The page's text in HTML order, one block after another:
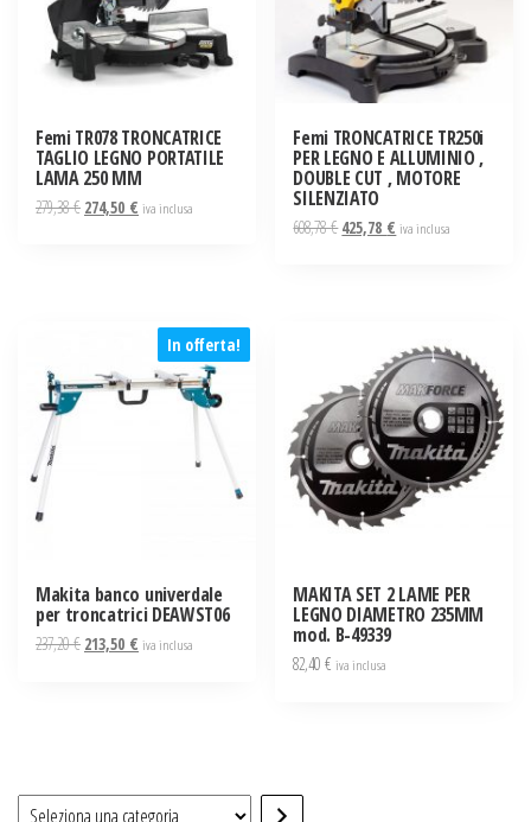
Femi TR078 TRONCATRICE
TAGLIO LEGNO PORTATILE
LAMA 250 MM
279,38€ Il274,50 € Iliva inclusa
Femi TRONCATRICE TR250i
PER LEGNO E ALLUMINIO ,
DOUBLE CUT , MOTORE
SILENZIATO
608,78€Il
425,78 € Iliva inclusa
In offerta!
Makita banco univerdale
per troncatrici DEAWST06
237,20€ Il213,50 € Iliva inclusa
MAKITA SET 2 LAME PER
LEGNO DIAMETRO 235MM
mod. B-49339
82,40€ iva inclusa
Seleziona